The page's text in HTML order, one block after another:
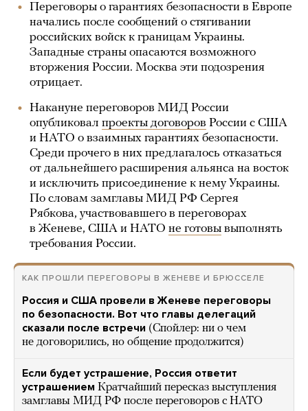
Переговоры о гарантиях безопасности в Европе
начались после сообщений о стягивании
российских войск к границам Украины.
Западные страны опасаются возможного
вторжения России. Москва эти подозрения
отрицает.
Накануне переговоров МИД России
опубликовал проекты договоров России с США
и НАТО о взаимных гарантиях безопасности.
Среди прочего в них предлагалось отказаться
от дальнейшего расширения альянса на восток
и исключить присоединение к нему Украины.
По словам замглавы МИД РФ Сергея
Рябкова, участвовавшего в переговорах
в Женеве, США и НАТО не готовы выполнять
требования России.
КАК ПРОШЛИ ПЕРЕГОВОРЫ В ЖЕНЕВЕ И БРЮССЕЛЕ
Россия и США провели в Женеве переговоры
по безопасности. Вот что главы делегаций
сказали после встречи (Спойлер: ни о чем
не договорились, но общение продолжится)
Если будет устрашение, Россия ответит
устрашением Кратчайший пересказ выступления
замглавы МИД РФ после переговоров с НАТО